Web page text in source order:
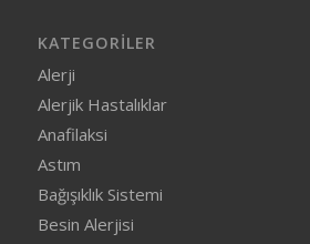
KATEGORILER
Alerji
Alerjik Hastalıklar
Anafilaksi
Astım
Bağışıklık Sistemi
Besin Alerjisi